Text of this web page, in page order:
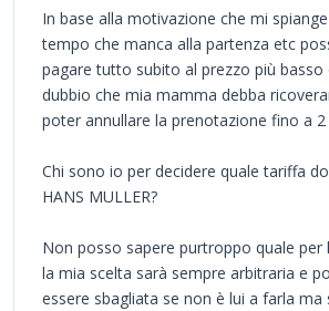
In base alla motivazione che mi
tempo che manca alla partenza etc
pagare tutto subito al prezzo più basso
dubbio che mia mamma debba
poter annullare la prenotazione fino a
Chi sono io per decidere quale tariffa
HANS MULLER?
Non posso sapere purtroppo quale per
la mia scelta sarà sempre arbitraria e
essere sbagliata se non è lui a farla ma